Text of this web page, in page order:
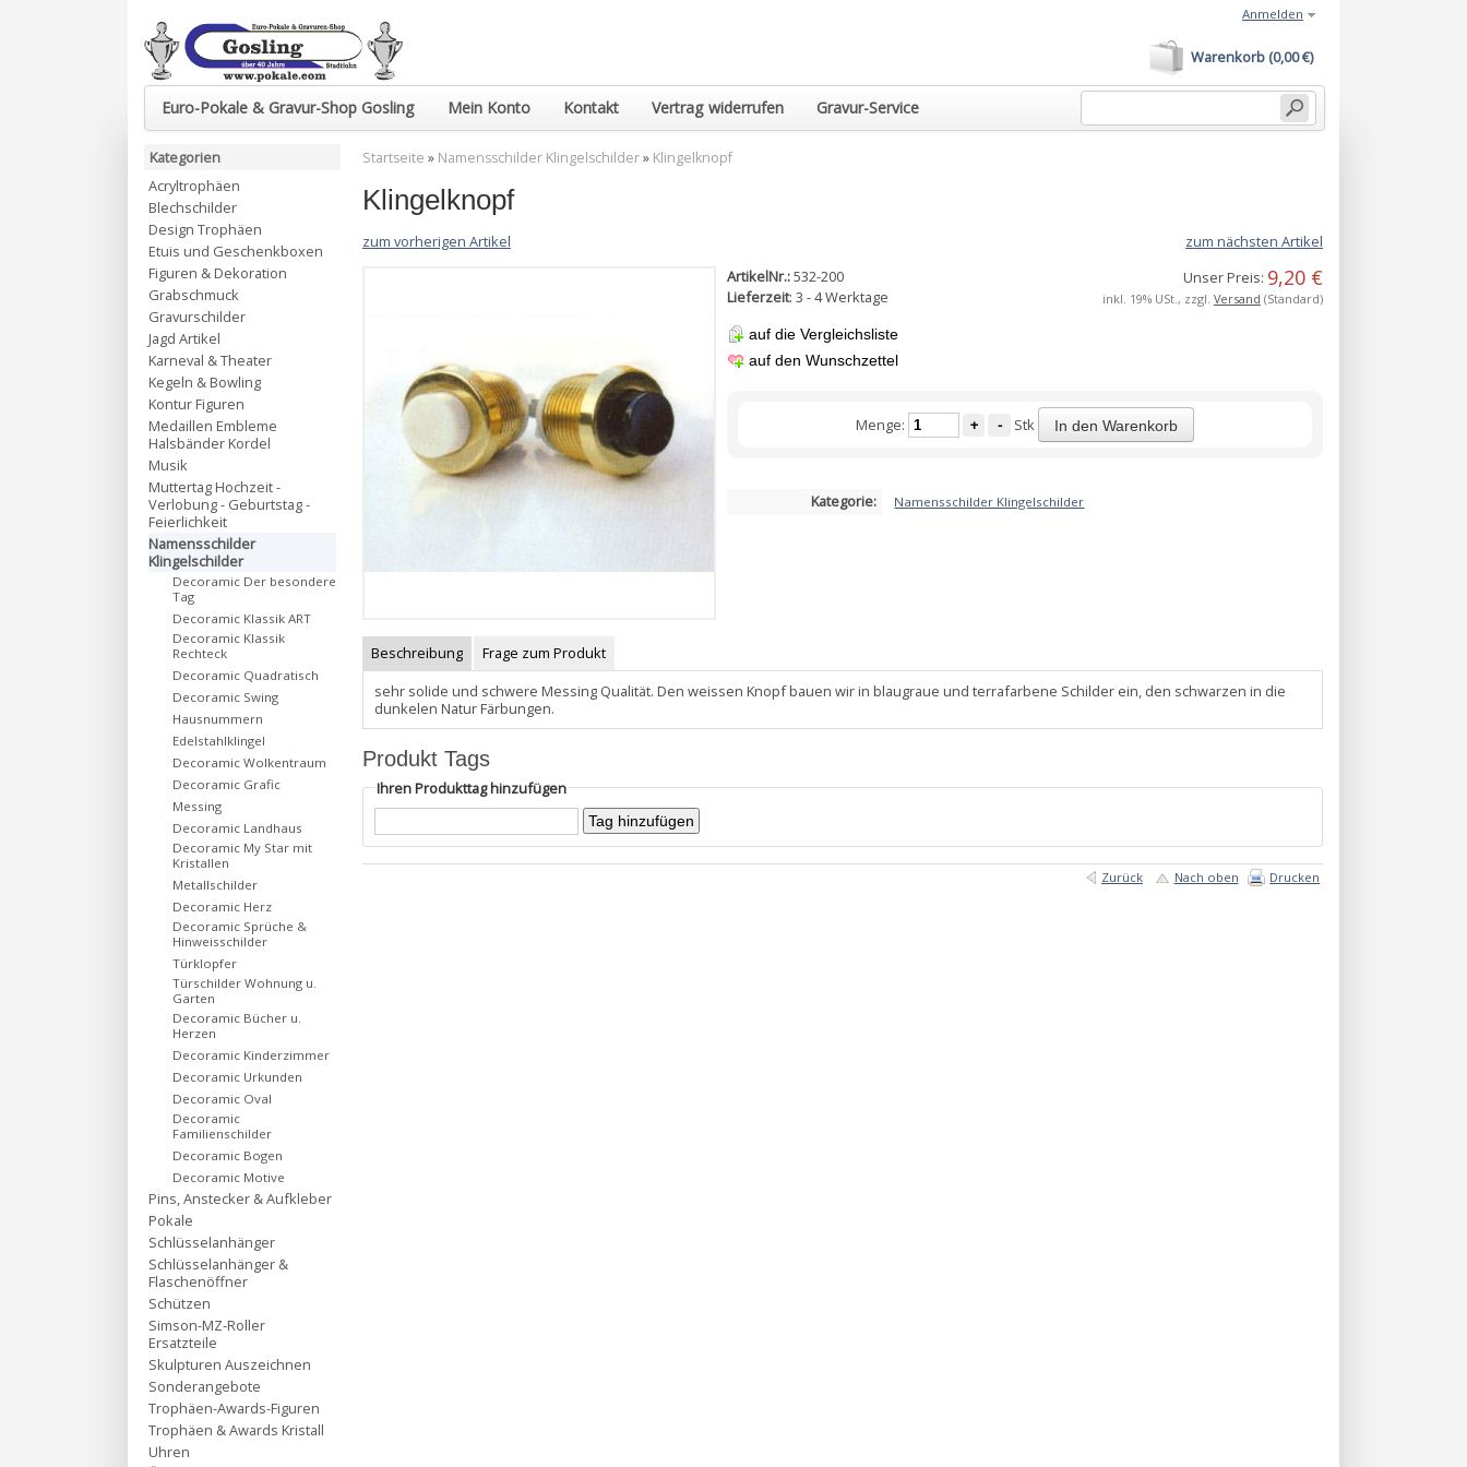
Euro-Pokale & Gravur-Shop Gosling Mein Konto Kontakt Vertrag widerrufen Gravur-Service
Warenkorb (0,00 €)
Anmelden
Startseite » Namensschilder Klingelschilder» Klingelknopf
Klingelknopf
zum vorherigen Artikel
zum nächsten Artikel
ArtikelNr.:532-200
Lieferzeit: 3 - 4 Werktage
auf die Vergleichsliste
auf den Wunschzettel
Unser Preis: 9,20 €
inkl. 19% USt., zzgl. Versand (Standard)
Menge: + - Stk In den Warenkorb
Kategorie: Namensschilder Klingelschilder
Beschreibung
Frage zum Produkt
sehr solide und schwere Messing Qualität. Den weissen Knopf bauen wir in blaugraue und terrafarbene Schilder ein, den schwarzen in die
dunkelen Natur Färbungen.
Produkt Tags
Ihren Produkttag hinzufügen
Zurück Nach oben Drucken
Kategorien
Acryltrophäen
Blechschilder
Design Trophäen
Etuis und Geschenkboxen
Figuren & Dekoration
Grabschmuck
Gravurschilder
Jagd Artikel
Karneval & Theater
Kegeln & Bowling
Kontur Figuren
Medaillen Embleme
Halsbänder Kordel
Musik
Muttertag Hochzeit -
Verlobung - Geburtstag -
Feierlichkeit
Namensschilder
Klingelschilder
Decoramic Der besondere
Tag
Decoramic Klassik ART
Decoramic Klassik
Rechteck
Decoramic Quadratisch
Decoramic Swing
Hausnummern
Edelstahlklingel
Decoramic Wolkentraum
Decoramic Grafic
Messing
Decoramic Landhaus
Decoramic My Star mit
Kristallen
Metallschilder
Decoramic Herz
Decoramic Sprüche &
Hinweisschilder
Türklopfer
Türschilder Wohnung u.
Garten
Decoramic Bücher u.
Herzen
Decoramic Kinderzimmer
Decoramic Urkunden
Decoramic Oval
Decoramic
Familienschilder
Decoramic Bogen
Decoramic Motive
Pins, Anstecker & Aufkleber
Pokale
Schlüsselanhänger
Schlüsselanhänger &
Flaschenöffner
Schützen
Simson-MZ-Roller
Ersatzteile
Skulpturen Auszeichnen
Sonderangebote
Trophäen-Awards-Figuren
Trophäen & Awards Kristall
Uhren